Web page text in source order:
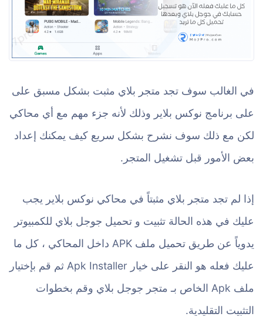
في الغالب سوف تجد متجر بلاي مثبت بشكل مسبق على
على برنامج نوكس بلاير وذلك لأنه جزء مهم مع أي محاكي
لكن مع ذلك سوف نشرح بشكل سريع كيف يمكنك إعداد
بعض الأمور قبل تشغيل المتجر.
إذا لم تجد متجر بلاي مثبتاً في محاكي نوكس بلاير يجب
عليك في هذه الحالة تثبيت و تحميل جوجل بلاي للكمبيوتر
يدوياً عن طريق تحميل ملف APK داخل المحاكي ، كل ما
عليك فعله هو النقر على خيار Apk Installer ثم قم بإختيار
ملف Apk الخاص بـ متجر جوجل بلاي وقم بخطوات
التثبيت التقليدية.